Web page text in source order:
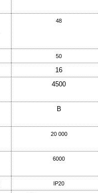
48
50
16
4500
B
20 000
6000
IР20